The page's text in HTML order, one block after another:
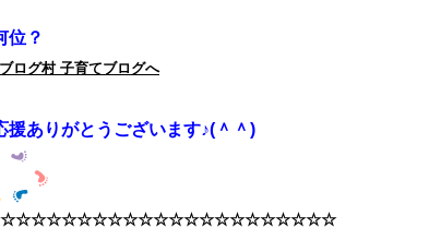
位？
援ありがとうございます♪(＾＾)